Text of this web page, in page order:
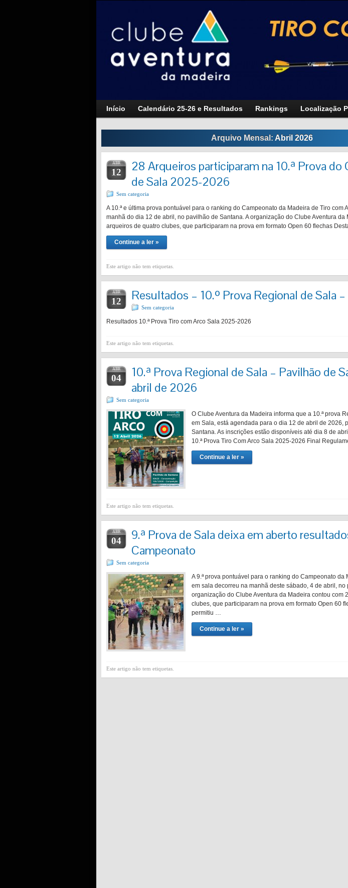
Início Calendário 25-26 e Resultados Rankings Localização
Arquivo Mensal: Abril 2026
ABR
12
28 Arqueiros participaram na 10.ª Prova do
de Sala 2025-2026
Sem categoria
A 10.ª e última prova pontuável para o ranking do Campeonato da Madeira de Tiro com
manhã do dia 12 de abril, no pavilhão de Santana. A organização do Clube Aventura da
arqueiros de quatro clubes, que participaram na prova em formato Open 60 flechas
Continue a ler »
Este artigo não tem etiquetas.
ABR
12 Resultados – 10.º Prova Regional de Sala
Sem categoria
Resultados 10.ª Prova Tiro com Arco Sala 2025-2026
Este artigo não tem etiquetas.
ABR
04
10.ª Prova Regional de Sala – Pavilhão de
abril de 2026
Sem categoria
O Clube Aventura da Madeira informa que a 10.ª prova
em Sala, está agendada para o dia 12 de abril de 2026,
Santana. As inscrições estão disponíveis até dia 8 de
10.ª Prova Tiro Com Arco Sala 2025-2026 Final
Continue a ler »
Este artigo não tem etiquetas.
ABR
04
9.ª Prova de Sala deixa em aberto
Campeonato
Sem categoria
A 9.ª prova pontuável para o ranking do Campeonato da
em sala decorreu na manhã deste sábado, 4 de abril, no
organização do Clube Aventura da Madeira contou com
clubes, que participaram na prova em formato Open 60
permitiu …
Continue a ler »
Este artigo não tem etiquetas.